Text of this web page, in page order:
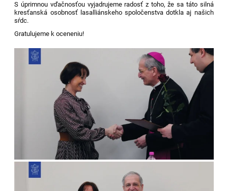
S úprimnou vďačnosťou vyjadrujeme radosť z toho, že sa táto silná
kresťanská osobnosť lasalliánskeho spoločenstva dotkla aj našich
sŕdc.
Gratulujeme k oceneniu!